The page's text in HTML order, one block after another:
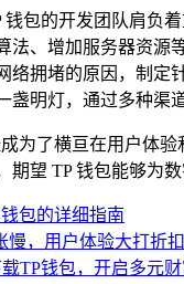
钱包的开发团队肩负
法、增加服务器资
络拥堵的原因，制定
盏明灯，通过多种渠
为了横亘在用户体
望 TP 钱包能够为
包的详细指南
慢，用户体验大打折扣
TP钱包，开启多元